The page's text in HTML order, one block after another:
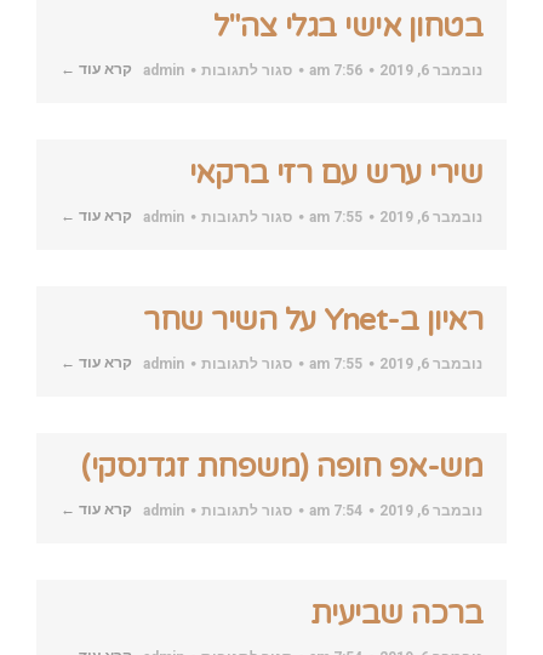
בטחון אישי בגלי צה"ל
נובמבר 6, 2019 7:56 am סגור לתגובות על admin קרא עוד ←
שירי ערש עם רזי ברקאי
נובמבר 6, 2019 7:55 am סגור לתגובות על admin קרא עוד ←
ראיון ב-Ynet על השיר שחר
נובמבר 6, 2019 7:55 am סגור לתגובות על
שחר
admin קרא עוד ←
מש-אפ חופה (משפחת זגדנסקי)
נובמבר 6, 2019 7:54 am סגור לתגובות על admin קרא עוד ←
ברכה שביעית